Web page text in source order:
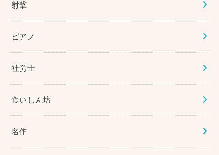
射撃
ピアノ
社労士
食いしん坊
名作